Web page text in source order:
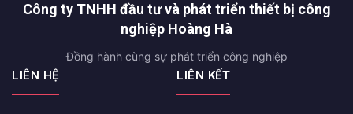
Công ty TNHH đầu tư và phát triển thiết bị công
nghiệp Hoàng Hà
Đồng hành cùng sự phát triển công nghiệp
LIÊN HỆ LIÊN KẾT